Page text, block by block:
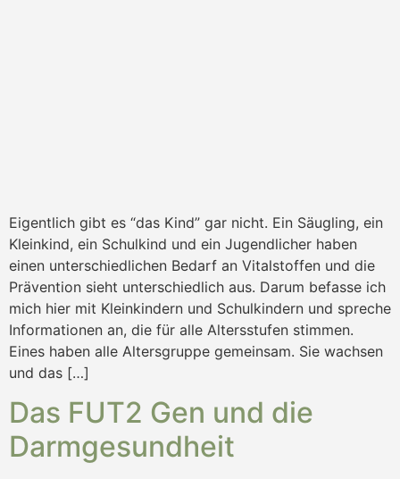
Eigentlich gibt es “das Kind” gar nicht. Ein Säugling, ein
Kleinkind, ein Schulkind und ein Jugendlicher haben
einen unterschiedlichen Bedarf an Vitalstoffen und die
Prävention sieht unterschiedlich aus. Darum befasse ich
mich hier mit Kleinkindern und Schulkindern und spreche
Informationen an, die für alle Altersstufen stimmen.
Eines haben alle Altersgruppe gemeinsam. Sie wachsen
und das […]
Das FUT2 Gen und die
Darmgesundheit